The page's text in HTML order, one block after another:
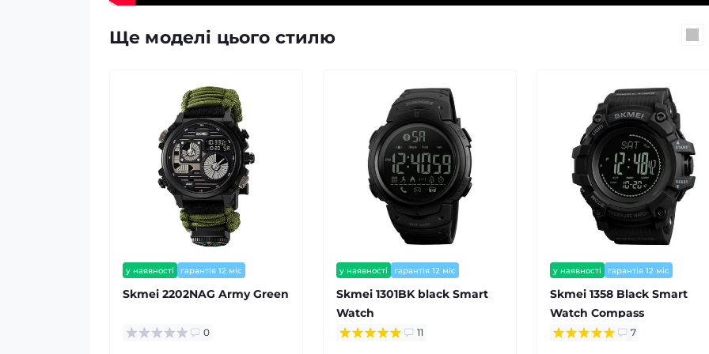
Ще моделі цього стилю
у наявності гарантія 12 міс
Skmei 2202NAG Army Green
0
у наявності гарантія 12 міс
Skmei 1301BK black Smart
Watch
11
у наявності гарантія 12 міс
Skmei 1358 Black Smart
Watch Compass
7